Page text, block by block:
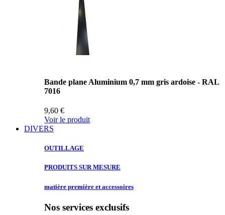
Bande plane Aluminium 0,7 mm gris ardoise - RAL
7016
9,60 €
Voir le produit
DIVERS
OUTILLAGE
PRODUITS SURMESURE
matière première et accessoires
Nos services exclusifs